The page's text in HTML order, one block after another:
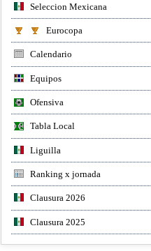
Seleccion Mexicana
Eurocopa
Calendario
Equipos
Ofensiva
Tabla Local
Liguilla
Ranking x jornada
Clausura 2026
Clausura 2025